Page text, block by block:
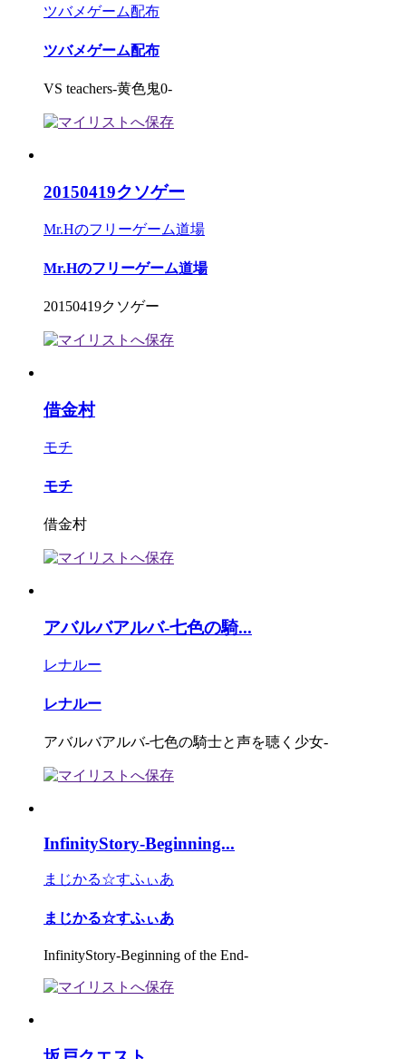
ツバメゲーム配布
ツバメゲーム配布
VS teachers-黄色鬼0-
20150419クソゲー
Mr.Hのフリーゲーム道場
Mr.Hのフリーゲーム道場
20150419クソゲー
借金村
モチ
モチ
借金村
アバルバアルバ-七色の騎...
レナルー
レナルー
アバルバアルバ-七色の騎士と声を聴く少女-
InfinityStory-Beginning...
まじかる☆すふぃあ
まじかる☆すふぃあ
InfinityStory-Beginning of the End-